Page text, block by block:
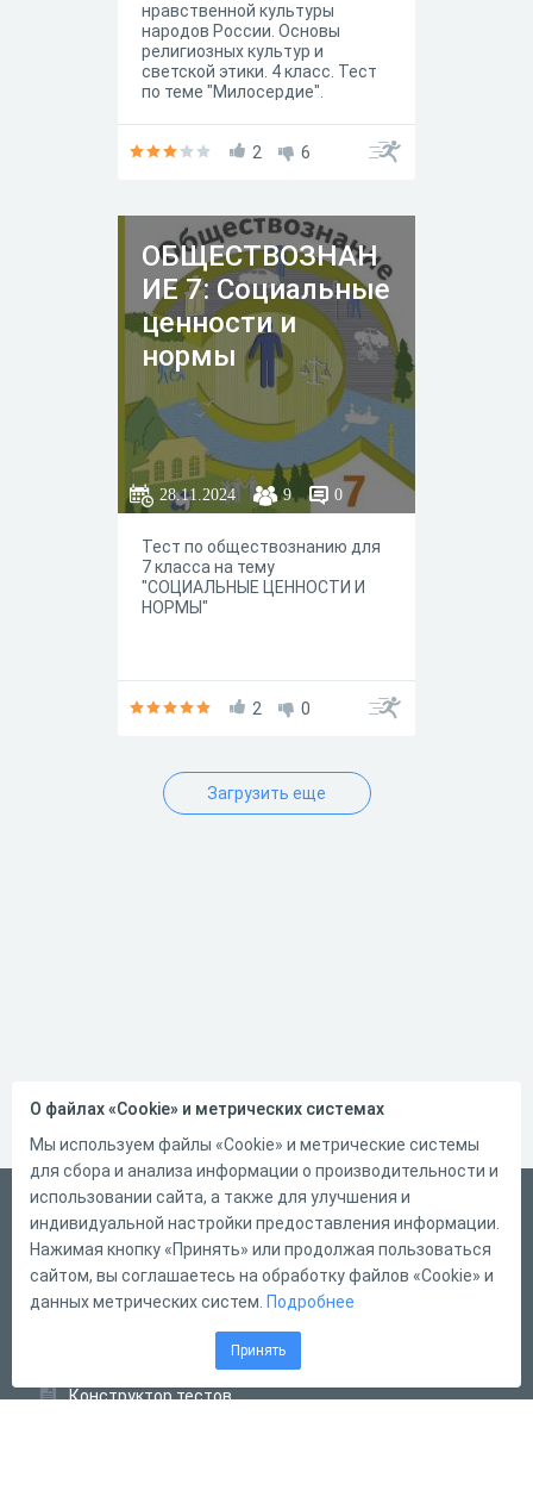
нравственной культуры
народов России. Основы
религиозных культур и
светской этики. 4 класс. Тест
по теме "Милосердие".
2 6
ОБЩЕСТВОЗНАН
ИЕ 7: Социальные
ценности и
нормы
28.11.2024 9 0
Тест по обществознанию для
7 класса на тему
"СОЦИАЛЬНЫЕ ЦЕННОСТИ И
НОРМЫ"
2 0
Загрузить еще
Русский
Справка
Форма обратной связи
Конструктор тестов
О файлах «Cookie» и метрических системах
Мы используем файлы «Cookie» и метрические системы
для сбора и анализа информации о производительности и
использовании сайта, а также для улучшения и
индивидуальной настройки предоставления информации.
Нажимая кнопку «Принять» или продолжая пользоваться
сайтом, вы соглашаетесь на обработку файлов «Cookie» и
данных метрических систем. Подробнее
Принять